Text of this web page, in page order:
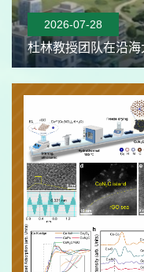
2026-07-28
杜林教授团队在沿